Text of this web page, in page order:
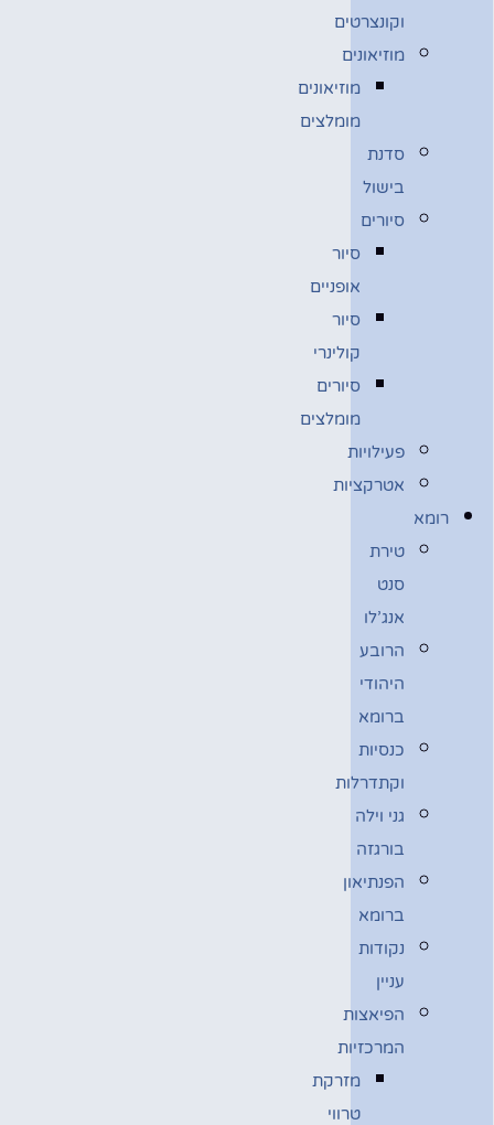
וקונצרטים
מוזיאונים
מוזיאונים
מומלצים
סדנת
בישול
סיורים
סיור
אופניים
סיור
קולינרי
סיורים
מומלצים
פעילויות
אטרקציות
רומא
טירת
סנט
אנג’לו
הרובע
היהודי
ברומא
כנסיות
וקתדרלות
גני וילה
בורגזה
הפנתיאון
ברומא
נקודות
עניין
הפיאצות
המרכזיות
מזרקת
טרווי